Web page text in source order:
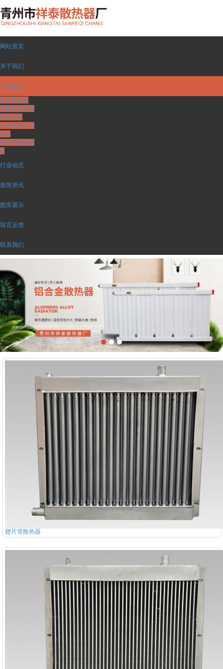
网站首页
关于我们
产品展示
金散热器
复合散热器
散热器
复合散热器
机
专用散热器
行业动态
新闻资讯
图库展示
留言反馈
联系我们
翅片管散热器